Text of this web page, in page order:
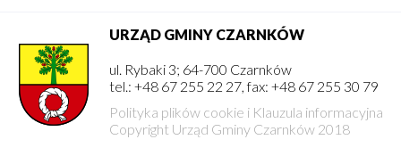
URZĄD GMINY CZARNKÓW
ul. Rybaki 3; 64-700 Czarnków
tel.: +48 67 255 22 27, fax: +48 67 255 30 79
Polityka plików cookie i Klauzula informacyjna
Copyright Urząd Gminy Czarnków 2018